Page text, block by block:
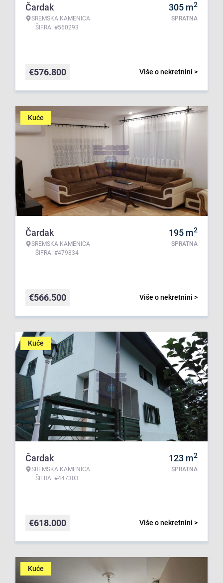
Čardak
SREMSKA KAMENICA
ŠIFRA: #560293
305 m2
SPRATNA
Više o nekretnini >
€576.800
Kuće
Čardak
SREMSKA KAMENICA
ŠIFRA: #479834
195 m2
SPRATNA
Više o nekretnini >
€566.500
Kuće
Čardak
SREMSKA KAMENICA
ŠIFRA: #447303
123 m2
SPRATNA
Više o nekretnini >
€618.000
Kuće